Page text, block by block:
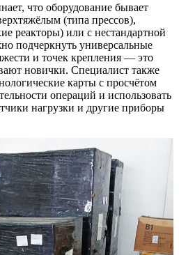
что оборудование бывает
(типа прессов),
реакторы) или с нестандартной
подчеркнуть универсальные
и точек крепления — это
новички. Специалист также
карты с просчётом
операций и использовать
нагрузки и другие приборы